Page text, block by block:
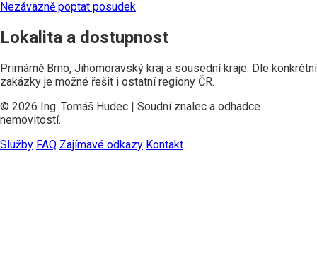
Nezávazně poptat posudek
Lokalita a dostupnost
Primárně Brno, Jihomoravský kraj a sousední kraje. Dle konkrétní
zakázky je možné řešit i ostatní regiony ČR.
© 2026 Ing. Tomáš Hudec | Soudní znalec a odhadce
nemovitostí.
Služby FAQ Zajímavé odkazy Kontakt